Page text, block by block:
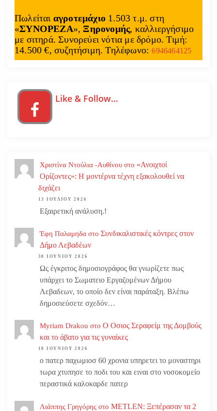
ρ
ω
Πωλείται αγροτεμάχιο 1.503 τ.μ. στη
«ΣΥΝΟΡΕΖΑ», Ξηρονομής, καλλιεργήσιμο
με σιτηρά. Συνορεύει νότια με δρόμο. Τιμή:
14.500 €, συζητήσιμη. Τηλέφωνο:6946464125
Like & Follow…
Χριστίνα Ντούλια -Αυθίνου στο «Ανοιχτοί
Ορίζοντες»: Η μοντέρνα τέχνη εξακολουθεί να
διχάζει
13 ΙΟΥΛΊΟΥ 2026
Εξαιρετική ανάλυση.!
Έφη Παλαμηδα στο Συνδικαλιστικές κόντρες στον
Δήμο Λεβαδέων
30 ΙΟΥΝΊΟΥ 2026
Ως έγκριτος δημοσιογράφος θα γνωρίζετε πως
υπάρχει το Σωματειο Εργαζομένων Δήμου
Λεβαδεων, το οποίο δεν είναι παράταξη. Βλέπω
δημοσιεύσετε σχεδόν…
Myriam Drakou στο Ο Οσιος Σεραφείμ της Δομβούς
και το άβατο για τις γυναίκες
10 ΙΟΥΝΊΟΥ 2026
ο πατερ παχωμιοσ 60 χρονια υπηρετει το μοναστηρι
τωρα χτυπησε το ποδι του και ειναι στο νοσοκομείο
περαστικά καλοκαρδε πατερ
Λιάππης Γρηγόρης στο METLEN: Ξεπέρασαν τα 2